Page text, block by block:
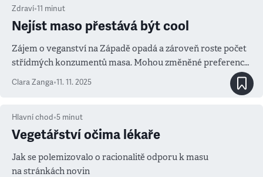
Zdraví•11 minut
Nejíst maso přestává být cool
Zájem o veganství na Západě opadá a zároveň roste počet
střídmých konzumentů masa. Mohou změněné preference
pomoci snížit jeho celkovou spotřebu a vylepšit drastické
podmínky zvířat ve velkochovech
Clara Zanga•11. 11. 2025
Hlavní chod•5 minut
Vegetářství očima lékaře
Jak se polemizovalo o racionalitě odporu k masu
na stránkách novin